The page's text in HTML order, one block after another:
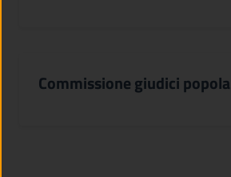
Commissione giudici